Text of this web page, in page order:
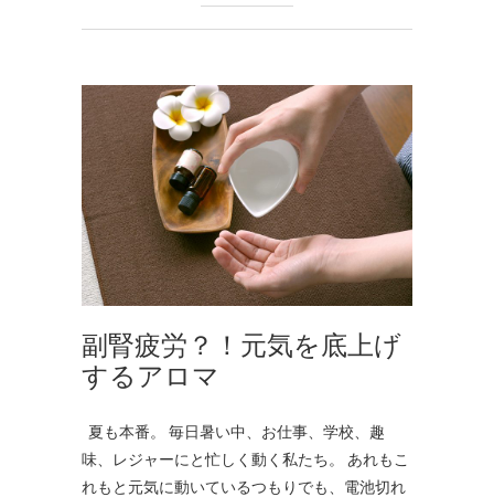
副腎疲労？！元気を底上げ
するアロマ
夏も本番。 毎日暑い中、お仕事、学校、趣
味、レジャーにと忙しく動く私たち。 あれもこ
れもと元気に動いているつもりでも、電池切れ